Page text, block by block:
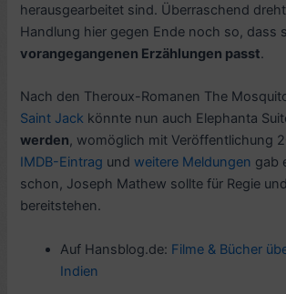
herausgearbeitet sind. Überraschend
Handlung hier gegen Ende noch so, dass
vorangegangenen Erzählungen passt.
Nach den Theroux-Romanen The
Saint Jack könnte nun auch Elephanta
werden, womöglich mit Veröffentlichung
IMDB-Eintrag undweitere Meldungen gab
schon, Joseph Mathew sollte für Regie
bereitstehen.
Auf Hansblog.de: Filme & Bücher
Indien